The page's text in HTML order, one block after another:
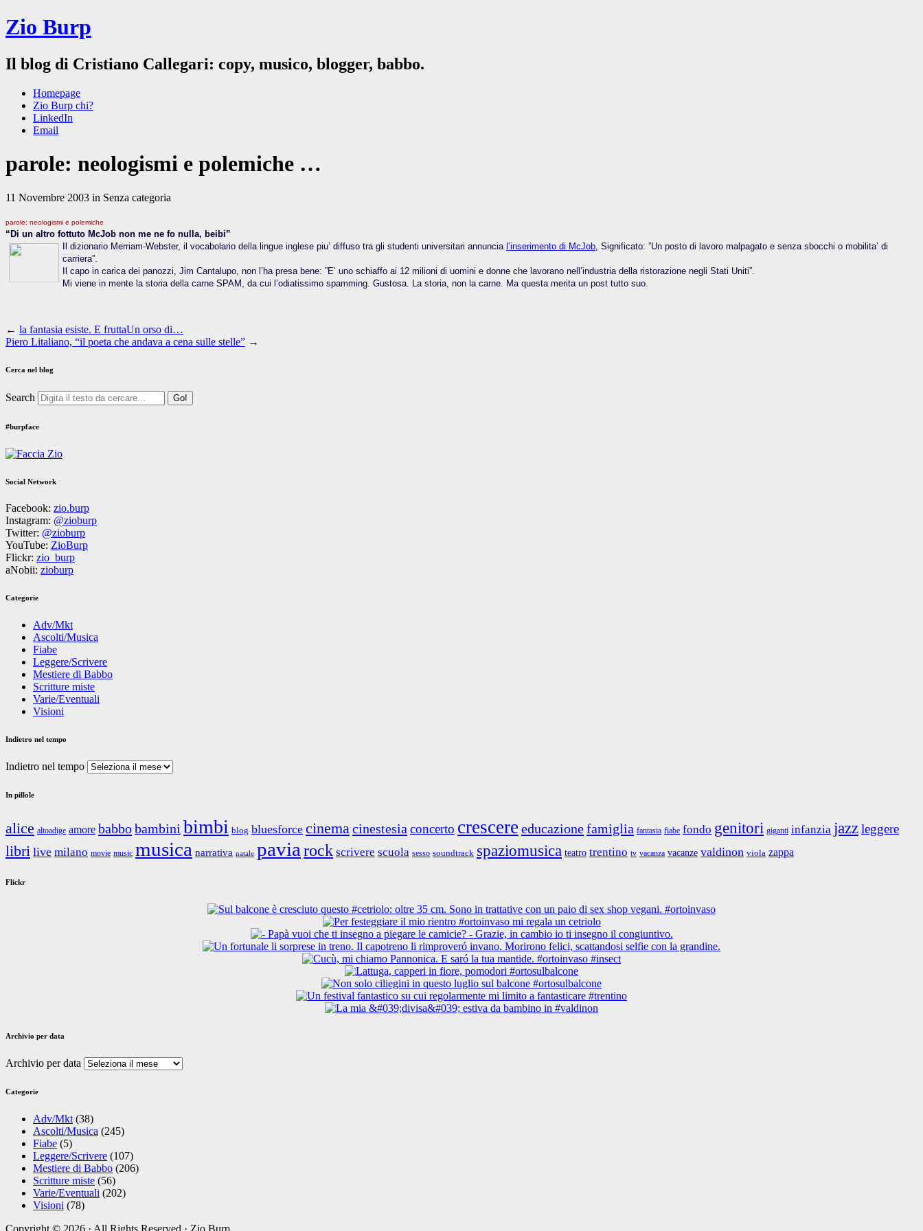
Zio Burp
Il blog di Cristiano Callegari: copy, musico, blogger, babbo.
Homepage
Zio Burp chi?
LinkedIn
Email
parole: neologismi e polemiche …
11 Novembre 2003 in Senza categoria
parole: neologismi e polemiche
“Di un altro fottuto McJob non me ne fo nulla, beibi”
Il dizionario Merriam-Webster, il vocabolario della lingue inglese piu’ diffuso tra gli studenti universitari annuncia l’inserimento di McJob , Significato: ”Un posto di lavoro malpagato e senza sbocchi o mobilita’ di
carriera”.
Il capo in carica dei panozzi, Jim Cantalupo, non l’ha presa bene: ”E’ uno schiaffo ai 12 milioni di uomini e donne che lavorano nell’industria della ristorazione negli Stati Uniti”.
Mi viene in mente la storia della carne SPAM, da cui l’odiatissimo spamming. Gustosa. La storia, non la carne. Ma questa merita un post tutto suo.
← la fantasia esiste. E fruttaUn orso di…
Piero Litaliano, “il poeta che andava a cena sulle stelle” →
Cerca nel blog
Search
#burpface
Social Network
Facebook: zio.burp
Instagram: @zioburp
Twitter: @zioburp
YouTube: ZioBurp
Flickr: zio_burp
aNobii: zioburp
Categorie
Adv/Mkt
Ascolti/Musica
Fiabe
Leggere/Scrivere
Mestiere di Babbo
Scritture miste
Varie/Eventuali
Visioni
Indietro nel tempo
Indietro nel tempo
In pillole
alice altoadige amore babbobambini bimbi blog bluesforce cinemacinestesia concerto crescere educazionefamiglia fantasia fiabe fondo genitori giganti infanzia jazzleggere
libri live milano movie music musica narrativa natale pavia rock scrivere scuola sesso soundtrack spaziomusica teatro trentino tv vacanza vacanze valdinon viola zappa
Flickr
Archivio per data
Archivio per data
Categorie
Adv/Mkt (38)
Ascolti/Musica (245)
Fiabe (5)
Leggere/Scrivere (107)
Mestiere di Babbo (206)
Scritture miste (56)
Varie/Eventuali (202)
Visioni (78)
Copyright © 2026 · All Rights Reserved · Zio Burp